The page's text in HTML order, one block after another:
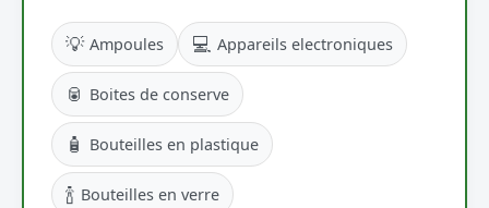
💡 Ampoules 💻 Appareils electroniques
🥫 Boites de conserve
🧴 Bouteilles en plastique
🍾 Bouteilles en verre